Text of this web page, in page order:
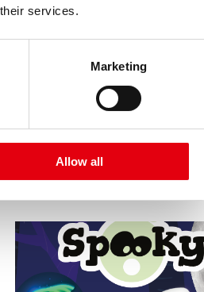
services.
Marketing
Allow all